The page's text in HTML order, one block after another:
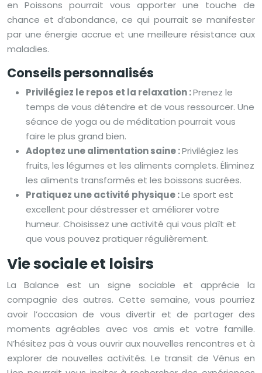
en Poissons pourrait vous apporter une touche de
chance et d’abondance, ce qui pourrait se manifester
par une énergie accrue et une meilleure résistance aux
maladies.
Conseils personnalisés
Privilégiez le repos et la relaxation :Prenez le
temps de vous détendre et de vous ressourcer. Une
séance de yoga ou de méditation pourrait vous
faire le plus grand bien.
Adoptez une alimentation saine :Privilégiez les
fruits, les légumes et les aliments complets. Éliminez
les aliments transformés et les boissons sucrées.
Pratiquez une activité physique :Le sport est
excellent pour déstresser et améliorer votre
humeur. Choisissez une activité qui vous plaît et
que vous pouvez pratiquer régulièrement.
Vie sociale et loisirs
La Balance est un signe sociable et apprécie la
compagnie des autres. Cette semaine, vous pourriez
avoir l’occasion de vous divertir et de partager des
moments agréables avec vos amis et votre famille.
N’hésitez pas à vous ouvrir aux nouvelles rencontres et à
explorer de nouvelles activités. Le transit de Vénus en